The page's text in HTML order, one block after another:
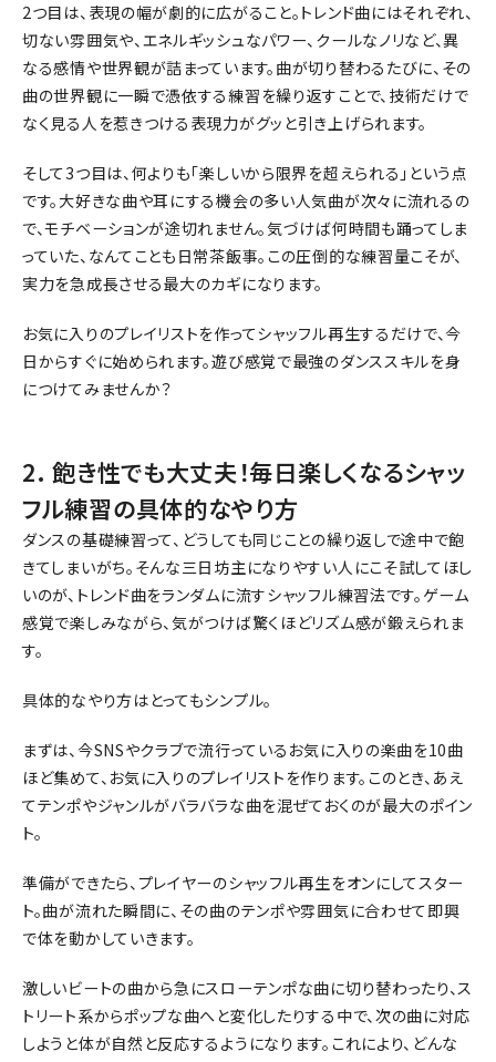
2つ目は、表現の幅が劇的に広がること。トレンド曲にはそれぞれ、
切ない雰囲気や、エネルギッシュなパワー、クールなノリなど、異
なる感情や世界観が詰まっています。曲が切り替わるたびに、その
曲の世界観に一瞬で憑依する練習を繰り返すことで、技術だけで
なく見る人を惹きつける表現力がグッと引き上げられます。
そして3つ目は、何よりも「楽しいから限界を超えられる」という点
です。大好きな曲や耳にする機会の多い人気曲が次々に流れるの
で、モチベーションが途切れません。気づけば何時間も踊ってしま
っていた、なんてことも日常茶飯事。この圧倒的な練習量こそが、
実力を急成長させる最大のカギになります。
お気に入りのプレイリストを作ってシャッフル再生するだけで、今
日からすぐに始められます。遊び感覚で最強のダンススキルを身
につけてみませんか？
2. 飽き性でも大丈夫！毎日楽しくなるシャッ
フル練習の具体的なやり方
ダンスの基礎練習って、どうしても同じことの繰り返しで途中で飽
きてしまいがち。そんな三日坊主になりやすい人にこそ試してほし
いのが、トレンド曲をランダムに流すシャッフル練習法です。ゲーム
感覚で楽しみながら、気がつけば驚くほどリズム感が鍛えられま
す。
具体的なやり方はとってもシンプル。
まずは、今SNSやクラブで流行っているお気に入りの楽曲を10曲
ほど集めて、お気に入りのプレイリストを作ります。このとき、あえ
てテンポやジャンルがバラバラな曲を混ぜておくのが最大のポイン
ト。
準備ができたら、プレイヤーのシャッフル再生をオンにしてスター
ト。曲が流れた瞬間に、その曲のテンポや雰囲気に合わせて即興
で体を動かしていきます。
激しいビートの曲から急にスローテンポな曲に切り替わったり、ス
トリート系からポップな曲へと変化したりする中で、次の曲に対応
しようと体が自然と反応するようになります。これにより、どんな